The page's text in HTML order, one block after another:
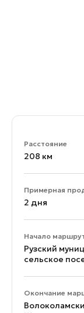
Расстояние
208 км
Примерная
2 дня
Начало
Рузский
сельское
Окончание